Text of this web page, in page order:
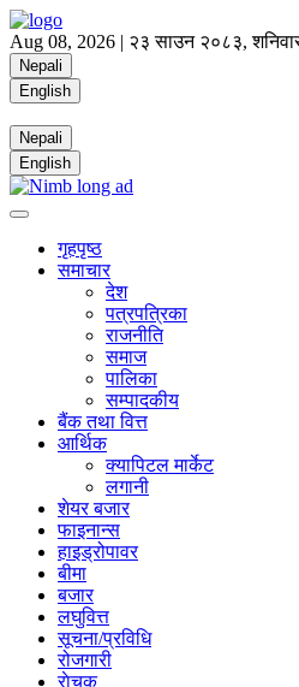
Aug 08, 2026 | २३ साउन २०८३,
Nepali
English
Nepali
English
गृहपृष्ठ
समाचार
देश
पत्रपत्रिका
राजनीति
समाज
पालिका
सम्पादकीय
बैंक तथा वित्त
आर्थिक
क्यापिटल मार्केट
लगानी
शेयर बजार
फाइनान्स
हाइड्रोपावर
बीमा
बजार
लघुवित्त
सूचना/प्रविधि
रोजगारी
राेचक